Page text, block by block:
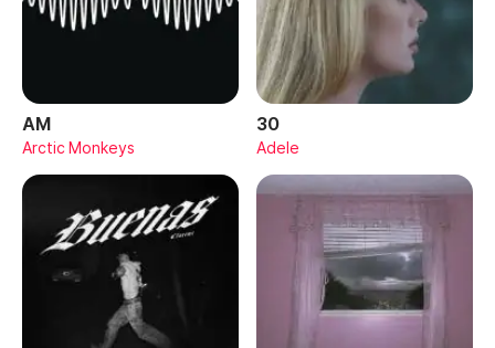
AM
Arctic Monkeys
30
Adele